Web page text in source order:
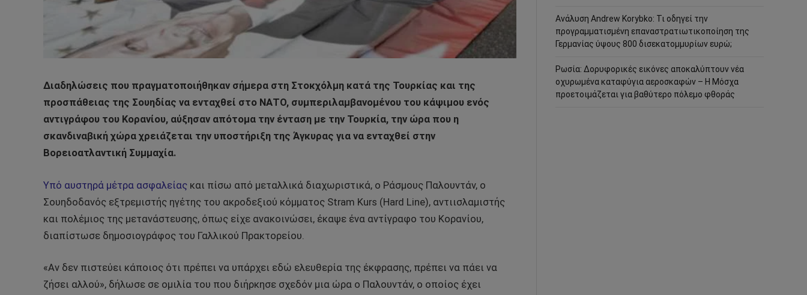
Διαδηλώσεις που πραγματοποιήθηκαν σήμερα στη Στοκχόλμη κατά της Τουρκίας και της
προσπάθειας της Σουηδίας να ενταχθεί στο ΝΑΤΟ, συμπεριλαμβανομένου του κάψιμου ενός
αντιγράφου του Κορανίου, αύξησαν απότομα την ένταση με την Τουρκία, την ώρα που η
σκανδιναβική χώρα χρειάζεται την υποστήριξη της Άγκυρας για να ενταχθεί στην
Βορειοατλαντική Συμμαχία.
Υπό αυστηρά μέτρα ασφαλείας και πίσω από μεταλλικά διαχωριστικά, ο Ράσμους Παλουντάν, ο
Σουηδοδανός εξτρεμιστής ηγέτης του ακροδεξιού κόμματος Stram Kurs (Hard Line), αντιισλαμιστής
και πολέμιος της μετανάστευσης, όπως είχε ανακοινώσει, έκαψε ένα αντίγραφο του Κορανίου,
διαπίστωσε δημοσιογράφος του Γαλλικού Πρακτορείου.
«Αν δεν πιστεύει κάποιος ότι πρέπει να υπάρχει εδώ ελευθερία της έκφρασης, πρέπει να πάει να
ζήσει αλλού», δήλωσε σε ομιλία του που διήρκησε σχεδόν μια ώρα ο Παλουντάν, ο οποίος έχει
Ανάλυση Andrew Korybko: Τι οδηγεί την
προγραμματισμένη επαναστρατιωτικοποίηση της
Γερμανίας ύψους 800 δισεκατομμυρίων ευρώ;
Ρωσία: Δορυφορικές εικόνες αποκαλύπτουν νέα
οχυρωμένα καταφύγια αεροσκαφών – Η Μόσχα
προετοιμάζεται για βαθύτερο πόλεμο φθοράς